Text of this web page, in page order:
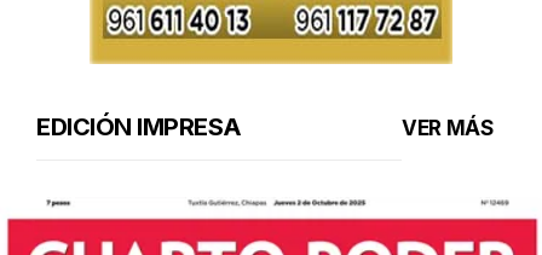
EDICIÓN IMPRESA VER MÁS